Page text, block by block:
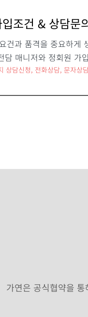
조건 & 상담문
건과 품격을 중요하게
담 매니저와 정회원 가
상담신청, 전화상담, 문자상
가연은 공식협약을